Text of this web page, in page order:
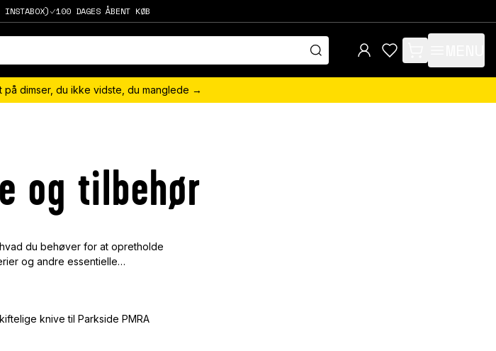
100 DAGES ÅBENT KØB
items in cart, view
på dimser, du ikke vidste, du manglede →
og tilbehør
du behøver for at opretholde
og andre essentielle
knive til Parkside PMRA